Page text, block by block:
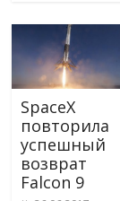
SpaceX
повторила
успешный
возврат
Falcon 9